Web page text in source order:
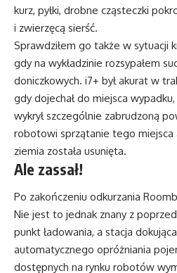
kurz, pyłki, drobne cząsteczki
i zwierzęcą sierść.
Sprawdziłem go także w sytuacji
gdy na wykładzinie rozsypałem
doniczkowych. i7+ był akurat w
gdy dojechał do miejsca
wykrył szczególnie zabrudzoną
robotowi sprzątanie tego miejsca
ziemia została usunięta.
Ale zassał!
Po zakończeniu odkurzania
Nie jest to jednak znany z
punkt ładowania, a stacja
automatycznego opróżniania
dostępnych na rynku robotów